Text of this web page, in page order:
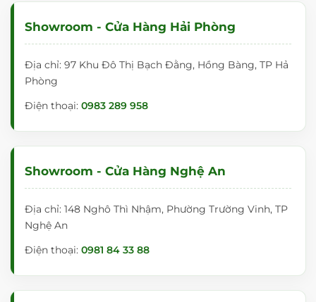
Showroom - Cửa Hàng Hải Phòng
Địa chỉ: 97 Khu Đô Thị Bạch Đằng, Hồng Bàng, TP Hả
Phòng
Điện thoại: 0983 289 958
Showroom - Cửa Hàng Nghệ An
Địa chỉ: 148 Nghô Thì Nhậm, Phường Trường Vinh, TP
Nghệ An
Điện thoại: 0981 84 33 88